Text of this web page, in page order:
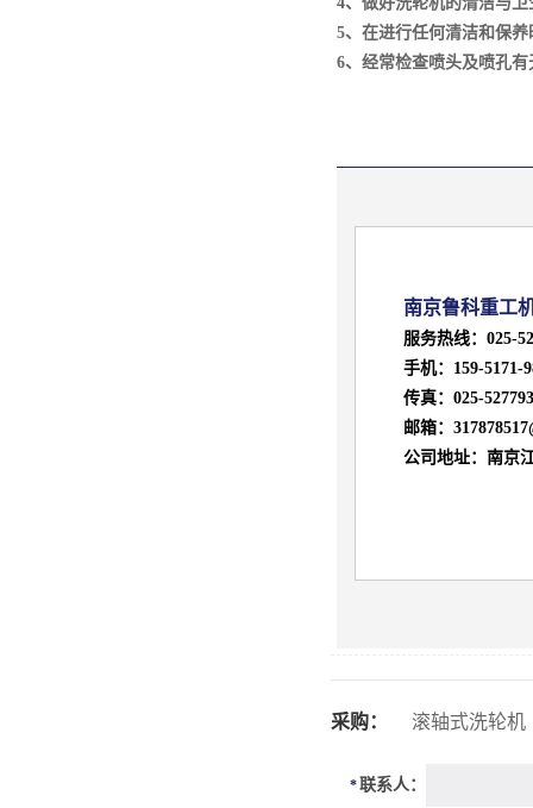
5、在进行任何清洁和保
6、经常检查喷头及喷孔有
南京鲁科重工
服务热线： 025-
手机： 159-5171-
传真：025-
邮箱：
公司地址：南京
采购： 滚轴式洗轮机
*联系人：